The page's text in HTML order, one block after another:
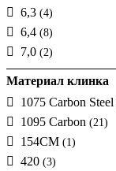
6,3 (4)
6,4 (8)
7,0 (2)
Материал клинка
1075 Carbon Steel
1095 Carbon (21)
154CM (1)
420 (3)